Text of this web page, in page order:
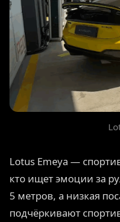
Lotus Emeya —
кто ищет эмоции за
5 метров, а низкая
подчёркивают